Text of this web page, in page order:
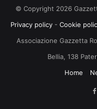
© Copyright 2026
Privacy policy- Cookie
Associazione Gazzetta
Bellia, 138
Home